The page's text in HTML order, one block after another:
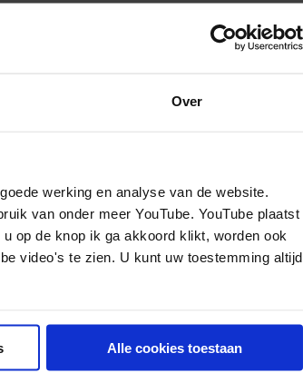
Over
werking en analyse van de website.
van onder meer YouTube. YouTube plaatst
op de knop ik ga akkoord klikt, worden ook
video's te zien. U kunt uw toestemming altijd
Alle cookies toestaan